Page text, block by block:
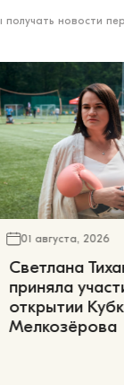
получать новости
01 августа, 2026
Светлана
приняла
открытии
Мелкозёрова